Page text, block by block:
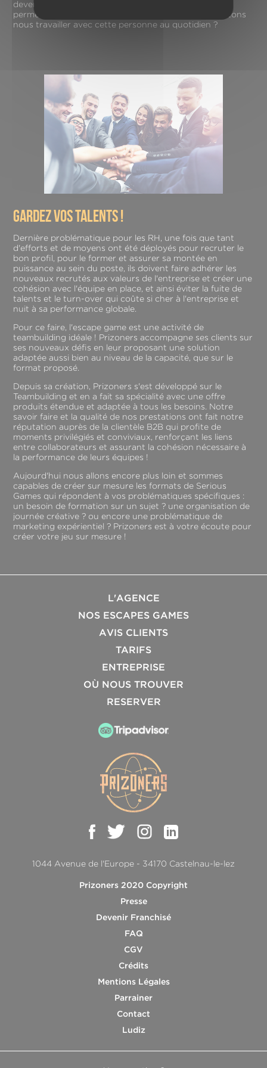
devenir des relations normales, moins calculées, cela
permet de répondre à la question essentielle : souhaitons
nous travailler avec cette personne au quotidien ?
gardez vos talents !
Dernière problématique pour les RH, une fois que tant
d'efforts et de moyens ont été déployés pour recruter le
bon profil, pour le former et assurer sa montée en
puissance au sein du poste, ils doivent faire adhérer les
nouveaux recrutés aux valeurs de l'entreprise et créer une
cohésion avec l'équipe en place, et ainsi éviter la fuite de
talents et le turn-over qui coûte si cher à l'entreprise et
nuit à sa performance globale.
Pour ce faire, l'escape game est une activité de
teambuilding idéale ! Prizoners accompagne ses clients sur
ses nouveaux défis en leur proposant une solution
adaptée aussi bien au niveau de la capacité, que sur le
format proposé.
Depuis sa création, Prizoners s'est développé sur le
Teambuilding et en a fait sa spécialité avec une offre
produits étendue et adaptée à tous les besoins. Notre
savoir faire et la qualité de nos prestations ont fait notre
réputation auprès de la clientèle B2B qui profite de
moments privilégiés et conviviaux, renforçant les liens
entre collaborateurs et assurant la cohésion nécessaire à
la performance de leurs équipes !
Aujourd'hui nous allons encore plus loin et sommes
capables de créer sur mesure les formats de Serious
Games qui répondent à vos problématiques spécifiques :
un besoin de formation sur un sujet ? une organisation de
journée créative ? ou encore une problématique de
marketing expérientiel ? Prizoners est à votre écoute pour
créer votre jeu sur mesure !
L'AGENCE
NOS ESCAPES GAMES
AVIS CLIENTS
TARIFS
ENTREPRISE
OÙ NOUS TROUVER
RESERVER
1044 Avenue de l'Europe - 34170 Castelnau-le-lez
Prizoners 2020 Copyright
Presse
Devenir Franchisé
FAQ
CGV
Crédits
Mentions Légales
Parrainer
Contact
Ludiz